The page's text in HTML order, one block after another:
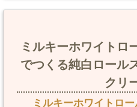
ミルキーホワイトロ
でつくる純白ロール
クリ
ミルキーホワイトロ